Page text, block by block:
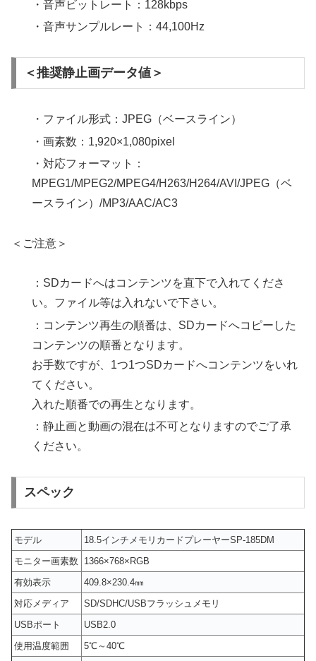
・音声ビットレート：128kbps
・音声サンプルレート：44,100Hz
＜推奨静止画データ値＞
・ファイル形式：JPEG（ベースライン）
・画素数：1,920×1,080pixel
・対応フォーマット：
MPEG1/MPEG2/MPEG4/H263/H264/AVI/JPEG（ベ
ースライン）/MP3/AAC/AC3
＜ご注意＞
：SDカードへはコンテンツを直下で入れてくださ
い。ファイル等は入れないで下さい。
：コンテンツ再生の順番は、SDカードへコピーした
コンテンツの順番となります。
お手数ですが、1つ1つSDカードへコンテンツをいれ
てください。
入れた順番での再生となります。
：静止画と動画の混在は不可となりますのでご了承
ください。
スペック
モデル
18.5インチメモリカードプレーヤーSP-185DM
モニター画素数 1366×768×RGB
有効表示
409.8×230.4㎜
対応メディア
SD/SDHC/USBフラッシュメモリ
USBポート
USB2.0
使用温度範囲
5℃～40℃